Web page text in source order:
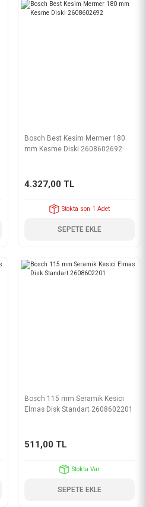
Bosch Best Kesim Mermer 180
mm Kesme Diski 2608602692
4.327,00 TL
Stokta son 1 Adet
SEPETE EKLE
Bosch 115 mm Seramik Kesici
Elmas Disk Standart 2608602201
511,00 TL
Stokta Var
SEPETE EKLE